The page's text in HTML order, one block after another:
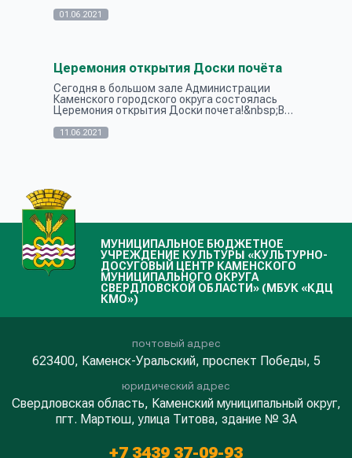
затягивает настолько, что забываешь про...
01.06.2021
Церемония открытия Доски почёта
Сегодня в большом зале Администрации
Каменского городского округа состоялась
Церемония открытия Доски почета!&nbsp;В
люди, достойные высокого уважения. Они
11.06.2021
МУНИЦИПАЛЬНОЕ БЮДЖЕТНОЕ
УЧРЕЖДЕНИЕ КУЛЬТУРЫ «КУЛЬТУРНО-
ДОСУГОВЫЙ ЦЕНТР КАМЕНСКОГО
МУНИЦИПАЛЬНОГО ОКРУГА
СВЕРДЛОВСКОЙ ОБЛАСТИ» (МБУК «КДЦ
КМО»)
почтовый адрес
623400, Каменск-Уральский, проспект Победы, 5
юридический адрес
Свердловская область, Каменский муниципальный округ,
пгт. Мартюш, улица Титова, здание № 3А
+7 3439 37-09-93